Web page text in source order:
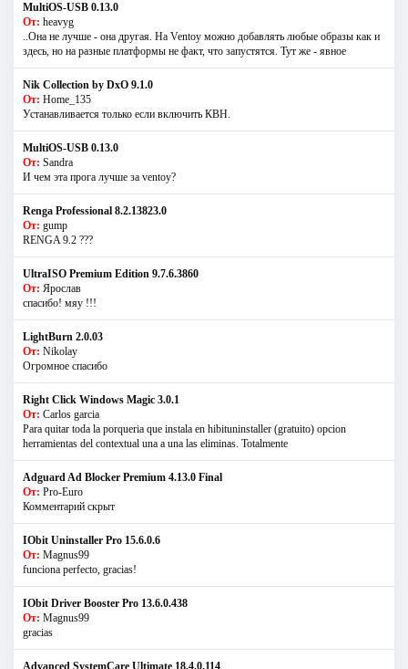
MultiOS-USB 0.13.0
От: heavyg
..Она не лучше - она другая. На Ventoy можно добавлять любые образы как и
здесь, но на разные платформы не факт, что запустятся. Тут же - явное
Nik Collection by DxO 9.1.0
От: Home_135
Устанавливается только если включить КВН.
MultiOS-USB 0.13.0
От: Sandra
И чем эта прога лучше за ventoy?
Renga Professional 8.2.13823.0
От: gump
RENGA 9.2 ???
UltraISO Premium Edition 9.7.6.3860
От: Ярослав
спасибо! мяу !!!
LightBurn 2.0.03
От: Nikolay
Огромное спасибо
Right Click Windows Magic 3.0.1
От: Carlos garcia
Para quitar toda la porqueria que instala en hibituninstaller (gratuito) opcion
herramientas del contextual una a una las eliminas. Totalmente
Adguard Ad Blocker Premium 4.13.0 Final
От: Pro-Euro
Комментарий скрыт
IObit Uninstaller Pro 15.6.0.6
От: Magnus99
funciona perfecto, gracias!
IObit Driver Booster Pro 13.6.0.438
От: Magnus99
gracias
Advanced SystemCare Ultimate 18.4.0.114